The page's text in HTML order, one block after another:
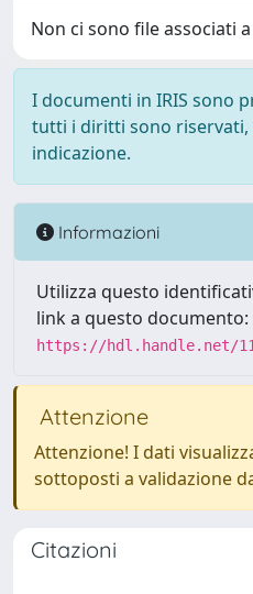
Non ci sono file associati
I documenti in IRIS sono
tutti i diritti sono riservati,
indicazione.
Informazioni
Utilizza questo
link a questo documento:
https://hdl.handle.net/
Attenzione
Attenzione! I dati
sottoposti a validazione
Citazioni